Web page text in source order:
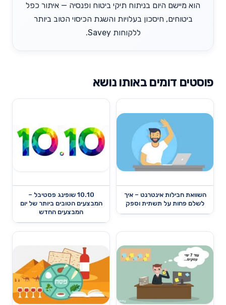
הוא מיישם היום בניתוח תיקי ביטוח ופנסיה — איתור כפל
ביטוחים, חיסכון בעלויות והשגת הכיסוי הטוב ביותר
ללקוחות Savey.
פוסטים דומים באותו נושא
השוואת חבילות אינטרנט – איך
לשלם פחות על תשתית וספק
10.10 שופינג פסטיבל –
המבצעים הטובים ביותר של יום
המבצעים החדש